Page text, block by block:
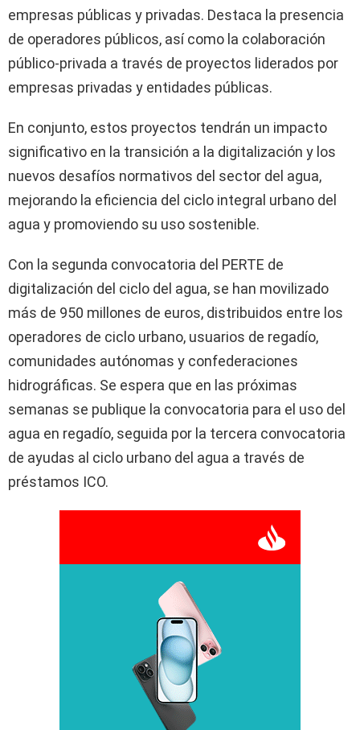
empresas públicas y privadas. Destaca la presencia
de operadores públicos, así como la colaboración
público-privada a través de proyectos liderados por
empresas privadas y entidades públicas.
En conjunto, estos proyectos tendrán un impacto
significativo en la transición a la digitalización y los
nuevos desafíos normativos del sector del agua,
mejorando la eficiencia del ciclo integral urbano del
agua y promoviendo su uso sostenible.
Con la segunda convocatoria del PERTE de
digitalización del ciclo del agua, se han movilizado
más de 950 millones de euros, distribuidos entre los
operadores de ciclo urbano, usuarios de regadío,
comunidades autónomas y confederaciones
hidrográficas. Se espera que en las próximas
semanas se publique la convocatoria para el uso del
agua en regadío, seguida por la tercera convocatoria
de ayudas al ciclo urbano del agua a través de
préstamos ICO.